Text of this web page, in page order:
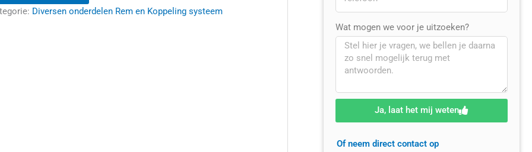
Diversen onderdelen Rem en Koppeling systeem
Wat mogen we voor je uitzoeken?
Ja, laat het mij weten
Of neem direct contact op